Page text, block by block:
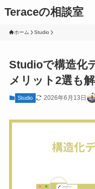
Teraceの相談室
ホーム Studio
Studioで構造化
メリット2選も
Studio 2026年6月13日